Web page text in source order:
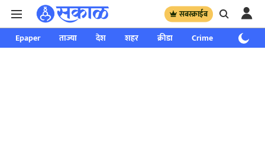
सबस्क्राईब
Epaper ताज्या देश शहर क्रीडा Crime साप्ताहिक